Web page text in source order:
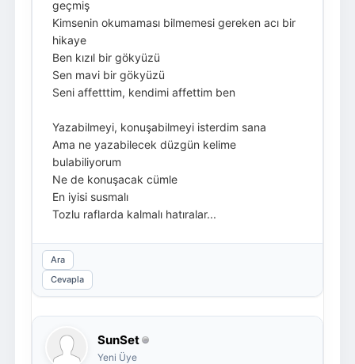
geçmiş
Kimsenin okumaması bilmemesi gereken acı bir
hikaye
Ben kızıl bir gökyüzü
Sen mavi bir gökyüzü
Seni affetttim, kendimi affettim ben
Yazabilmeyi, konuşabilmeyi isterdim sana
Ama ne yazabilecek düzgün kelime
bulabiliyorum
Ne de konuşacak cümle
En iyisi susmalı
Tozlu raflarda kalmalı hatıralar...
Ara
Cevapla
SunSet
Yeni Üye